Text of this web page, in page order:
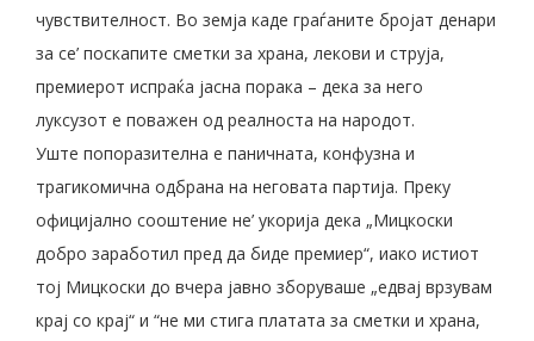
чувствителност. Во земја каде граѓаните бројат денари
за се’ поскапите сметки за храна, лекови и струја,
премиерот испраќа јасна порака – дека за него
луксузот е поважен од реалноста на народот.
Уште попоразителна е паничната, конфузна и
трагикомична одбрана на неговата партија. Преку
официјално сооштение не’ укорија дека „Мицкоски
добро заработил пред да биде премиер“, иако истиот
тој Мицкоски до вчера јавно зборуваше „едвај врзувам
крај со крај“ и “не ми стига платата за сметки и храна,